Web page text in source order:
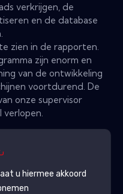
verkrijgen, de
en de database
zien in de rapporten.
zijn enorm en
van de ontwikkeling
voortdurend. De
onze supervisor
u hiermee akkoord